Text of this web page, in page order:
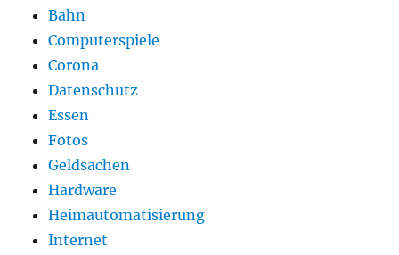
Bahn
Computerspiele
Corona
Datenschutz
Essen
Fotos
Geldsachen
Hardware
Heimautomatisierung
Internet